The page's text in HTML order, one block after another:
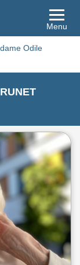
Menu
Odile